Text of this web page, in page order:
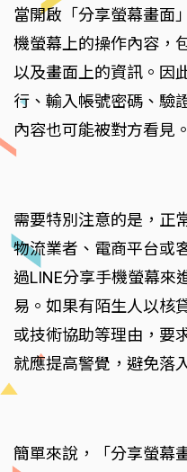
當開啟「分享螢幕畫面
機螢幕上的操作內容，
以及畫面上的資訊。因
行、輸入帳號密碼、驗
內容也可能被對方看見。
需要特別注意的是，正
物流業者、電商平台或
過LINE分享手機螢幕來
易。如果有陌生人以核
或技術協助等理由，要
就應提高警覺，避免落
簡單來說，「分享螢幕